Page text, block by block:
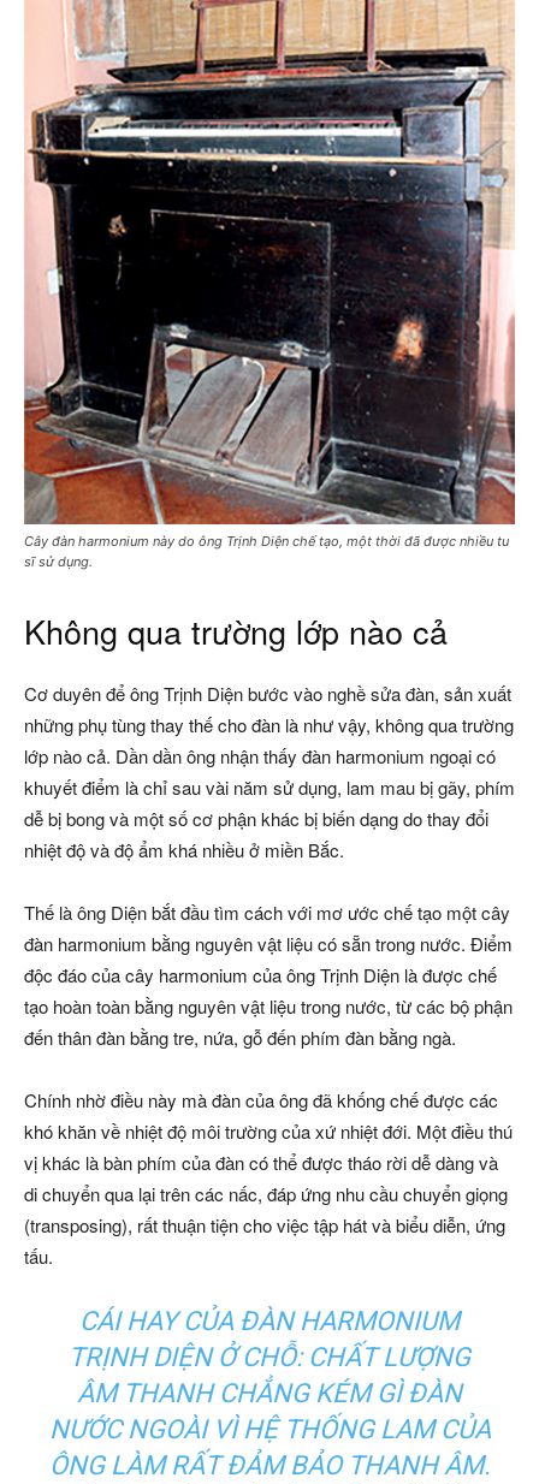
Cây đàn harmonium này do ông Trịnh Diện chế tạo, một thời đã được nhiều tu
sĩ sử dụng.
Không qua trường lớp nào cả
Cơ duyên để ông Trịnh Diện bước vào nghề sửa đàn, sản xuất
những phụ tùng thay thế cho đàn là như vậy, không qua trường
lớp nào cả. Dần dần ông nhận thấy đàn harmonium ngoại có
khuyết điểm là chỉ sau vài năm sử dụng, lam mau bị gãy, phím
dễ bị bong và một số cơ phận khác bị biến dạng do thay đổi
nhiệt độ và độ ẩm khá nhiều ở miền Bắc.
Thế là ông Diện bắt đầu tìm cách với mơ ước chế tạo một cây
đàn harmonium bằng nguyên vật liệu có sẵn trong nước. Điểm
độc đáo của cây harmonium của ông Trịnh Diện là được chế
tạo hoàn toàn bằng nguyên vật liệu trong nước, từ các bộ phận
đến thân đàn bằng tre, nứa, gỗ đến phím đàn bằng ngà.
Chính nhờ điều này mà đàn của ông đã khống chế được các
khó khăn về nhiệt độ môi trường của xứ nhiệt đới. Một điều thú
vị khác là bàn phím của đàn có thể được tháo rời dễ dàng và
di chuyển qua lại trên các nấc, đáp ứng nhu cầu chuyển giọng
(transposing), rất thuận tiện cho việc tập hát và biểu diễn, ứng
tấu.
CÁI HAY CỦA ĐÀN HARMONIUM
TRỊNH DIỆN Ở CHỖ: CHẤT LƯỢNG
ÂM THANH CHẲNG KÉM GÌ ĐÀN
NƯỚC NGOÀI VÌ HỆ THỐNG LAM CỦA
ÔNG LÀM RẤT ĐẢM BẢO THANH ÂM.